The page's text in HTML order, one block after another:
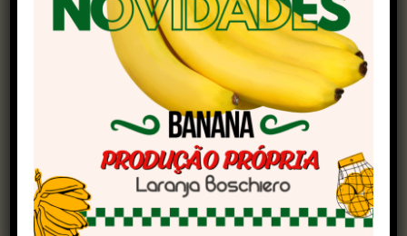
O cenário é diferente para o indicador do etanol
anidro, que subiu 2,27% no mesmo comparativo,
atingindo R$ 3,1508/litro. De forma geral, os
pesquisadores do Cepea afirmam que os
agentes do mercado seguem apreensivos.
Com a entrada do produto da colheita recém
iniciada da safra 2025/26, o novo foco tem sido o